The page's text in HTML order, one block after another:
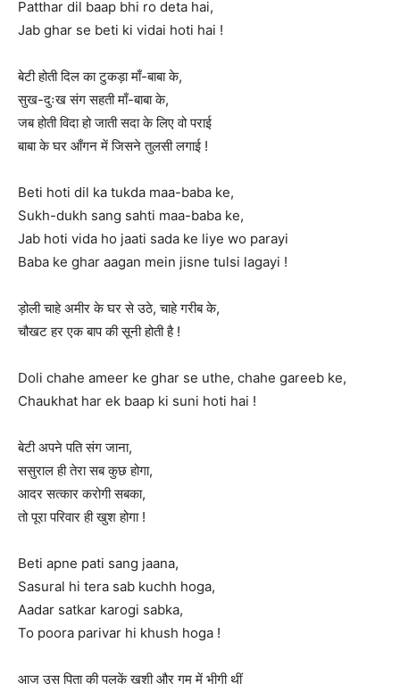
Patthar dil baap bhi ro deta hai,
Jab ghar se beti ki vidai hoti hai !
बेटी होती दिल का टुकड़ा माँ-बाबा के,
सुख-दुःख संग सहती माँ-बाबा के,
जब होती विदा हो जाती सदा के लिए वो पराई
बाबा के घर आँगन में जिसने तुलसी लगाई !
Beti hoti dil ka tukda maa-baba ke,
Sukh-dukh sang sahti maa-baba ke,
Jab hoti vida ho jaati sada ke liye wo parayi
Baba ke ghar aagan mein jisne tulsi lagayi !
ड़ोली चाहे अमीर के घर से उठे, चाहे गरीब के,
चौखट हर एक बाप की सूनी होती है !
Doli chahe ameer ke ghar se uthe, chahe gareeb ke,
Chaukhat har ek baap ki suni hoti hai !
बेटी अपने पति संग जाना,
ससुराल ही तेरा सब कुछ होगा,
आदर सत्कार करोगी सबका,
तो पूरा परिवार ही खुश होगा !
Beti apne pati sang jaana,
Sasural hi tera sab kuchh hoga,
Aadar satkar karogi sabka,
To poora parivar hi khush hoga !
आज उस पिता की पलकें ख़ुशी और गम में भीगी थीं